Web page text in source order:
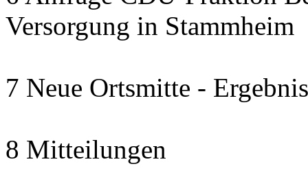
Versorgung in Stammheim
7 Neue Ortsmitte -
8 Mitteilungen